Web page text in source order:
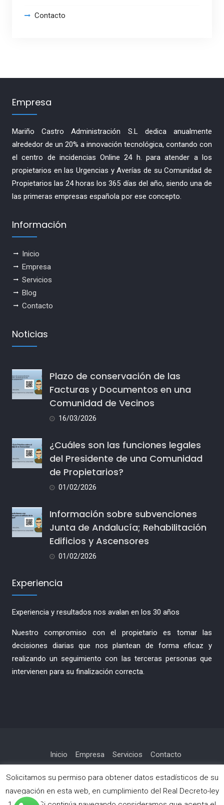
Contacto
Empresa
Mariño Castro Administración S.L dedica anualmente
alrededor de un 20% a innovación tecnológica, contando con
el centro de incidencias Online 24 h. para atender a los
propietarios en las Urgencias y Averías de su Comunidad de
Propietarios las 24 horas los 365 días del año, siendo una de
las primeras empresas española por ese concepto.
Información
Inicio
Empresa
Servicios
Blog
Contacto
Noticias
Plazo de conservación de las
Facturas y Documentos en una
Comunidad de Vecinos
16/03/2026
¿Cuáles son las funciones legales
del Presidente de una Comunidad
de Propietarios?
01/02/2026
Información sobre subvenciones
Junta de Andalucía; Rehabilitación
Edificios y Ascensores
01/02/2026
Experiencia
Experiencia y resultados nos avalan en los 30 años
Nuestro compromiso con el propietario es tomar las
decisiones diarias que nos plantean de forma eficaz y
realizando un seguimiento con las terceras personas que
intervienen para su finalización correcta.
Inicio Empresa Servicios
Contacto
Política de privacidad
Solicitamos su permiso para obtener datos estadísticos de su
navegación en esta web, en cumplimiento del Real Decreto-ley